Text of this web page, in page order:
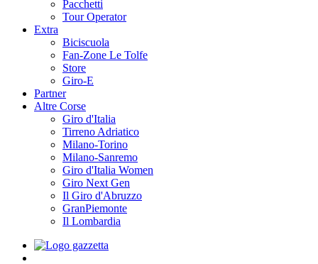
Pacchetti
Tour Operator
Extra
Biciscuola
Fan-Zone Le Tolfe
Store
Giro-E
Partner
Altre Corse
Giro d'Italia
Tirreno Adriatico
Milano-Torino
Milano-Sanremo
Giro d'Italia Women
Giro Next Gen
Il Giro d'Abruzzo
GranPiemonte
Il Lombardia